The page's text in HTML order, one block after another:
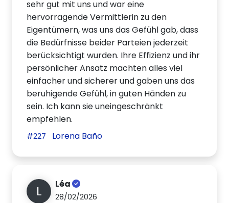
sehr gut mit uns und war eine
hervorragende Vermittlerin zu den
Eigentümern, was uns das Gefühl gab, dass
die Bedürfnisse beider Parteien jederzeit
berücksichtigt wurden. Ihre Effizienz und ihr
persönlicher Ansatz machten alles viel
einfacher und sicherer und gaben uns das
beruhigende Gefühl, in guten Händen zu
sein. Ich kann sie uneingeschränkt
empfehlen.
#227 Lorena Baño
L Léa
28/02/2026